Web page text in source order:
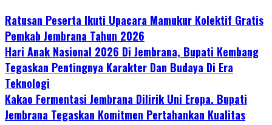
Ratusan Peserta Ikuti Upacara Mamukur Kolektif Gratis
Pemkab Jembrana Tahun 2026
Hari Anak Nasional 2026 Di Jembrana, Bupati Kembang
Tegaskan Pentingnya Karakter Dan Budaya Di Era
Teknologi
Kakao Fermentasi Jembrana Dilirik Uni Eropa. Bupati
Jembrana Tegaskan Komitmen Pertahankan Kualitas